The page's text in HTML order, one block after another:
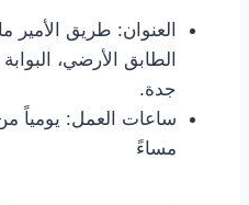
العنوان: طريق الأمير
جدة.
مساءً